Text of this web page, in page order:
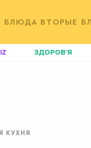
БЛЮДА ВТОРЫЕ
ЗДОРОВ'Я
КУХНЯ